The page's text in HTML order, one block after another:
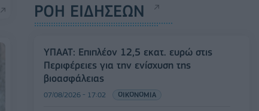
ΡΟΗ ΕΙΔΗΣΕΩΝ
ΥΠΑΑΤ: Επιπλέον 12,5 εκατ. ευρώ στις
Περιφέρειες για την ενίσχυση της
βιοασφάλειας
07/08/2026 - 17:02 ΟΙΚΟΝΟΜΙΑ